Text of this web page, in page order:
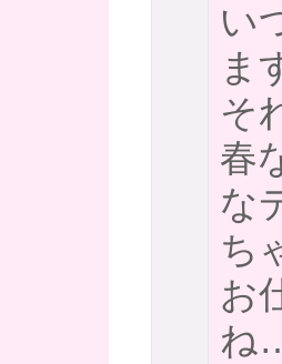
い
ま
そ
春
な
ち
お
ね